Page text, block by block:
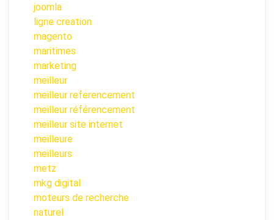
joomla
ligne creation
magento
maritimes
marketing
meilleur
meilleur referencement
meilleur référencement
meilleur site internet
meilleure
meilleurs
metz
mkg digital
moteurs de recherche
naturel